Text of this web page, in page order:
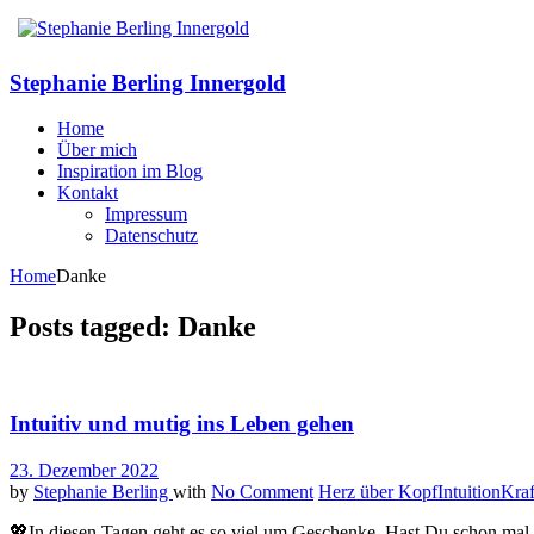
Stephanie Berling Innergold
Home
Über mich
Inspiration im Blog
Kontakt
Impressum
Datenschutz
HomeDanke
Posts tagged: Danke
Intuitiv und mutig ins Leben gehen
23. Dezember 2022
by Stephanie Berling with No Comment Herz über KopfIntuition